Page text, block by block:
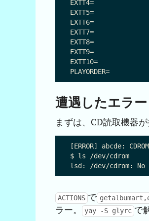
EXTT4=
EXTT5=
EXTT6=
EXTT7=
EXTT8=
EXTT9=
EXTT10=
遭遇したエラー
まずは、CD読取機器
[ERROR] abcde:
$ ls /dev/cdrom
ACTIONS で
ラー。
yay -S glyrc で